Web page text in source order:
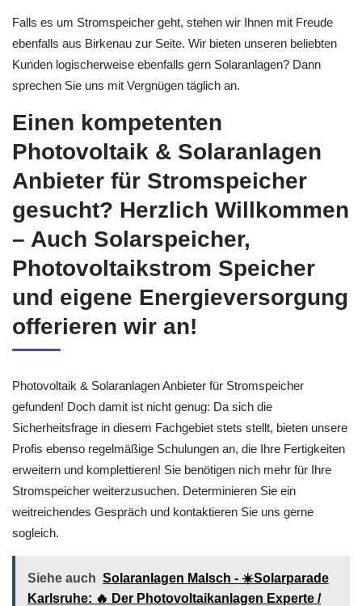
Falls es um Stromspeicher geht, stehen wir Ihnen mit Freude
ebenfalls aus Birkenau zur Seite. Wir bieten unseren beliebten
Kunden logischerweise ebenfalls gern Solaranlagen? Dann
sprechen Sie uns mit Vergnügen täglich an.
Einen kompetenten
Photovoltaik & Solaranlagen
Anbieter für Stromspeicher
gesucht? Herzlich Willkommen
– Auch Solarspeicher,
Photovoltaikstrom Speicher
und eigene Energieversorgung
offerieren wir an!
Photovoltaik & Solaranlagen Anbieter für Stromspeicher
gefunden! Doch damit ist nicht genug: Da sich die
Sicherheitsfrage in diesem Fachgebiet stets stellt, bieten unsere
Profis ebenso regelmäßige Schulungen an, die Ihre Fertigkeiten
erweitern und komplettieren! Sie benötigen nich mehr für Ihre
Stromspeicher weiterzusuchen. Determinieren Sie ein
weitreichendes Gespräch und kontaktieren Sie uns gerne
sogleich.
Siehe auch Solaranlagen Malsch - ☀️Solarparade
Karlsruhe: 🔥 Der Photovoltaikanlagen Experte /